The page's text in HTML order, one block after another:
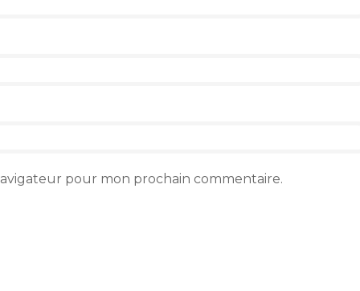
pour mon prochain commentaire.